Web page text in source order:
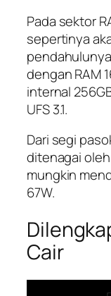
Pada sektor
sepertinya
dengan RAM
internal
UFS 3.1.
Dari segi
ditenagai
mungkin
67W.
Cair